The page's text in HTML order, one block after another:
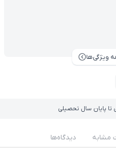
ویژگی‌ها
تا پایان سال تحصیلی
مشابه دیدگاه‌ها